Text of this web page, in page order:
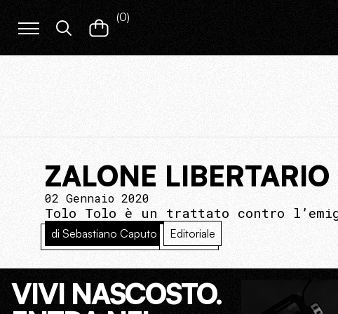
(0)
ZALONE LIBERTARIO
02 Gennaio 2020
Tolo Tolo è un trattato contro
di Sebastiano Caputo Editoriale
VIVI NASCOSTO.